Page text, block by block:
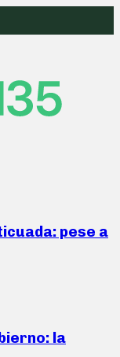
pese a
la